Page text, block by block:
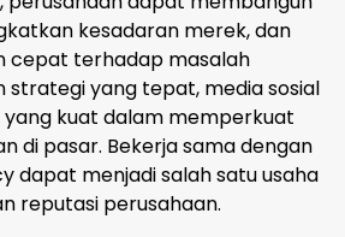
kesadaran merek, dan
cepat terhadap masalah
strategi yang tepat, media sosial
kuat dalam memperkuat
di pasar. Bekerja sama dengan
dapat menjadi salah satu usaha
reputasi perusahaan.